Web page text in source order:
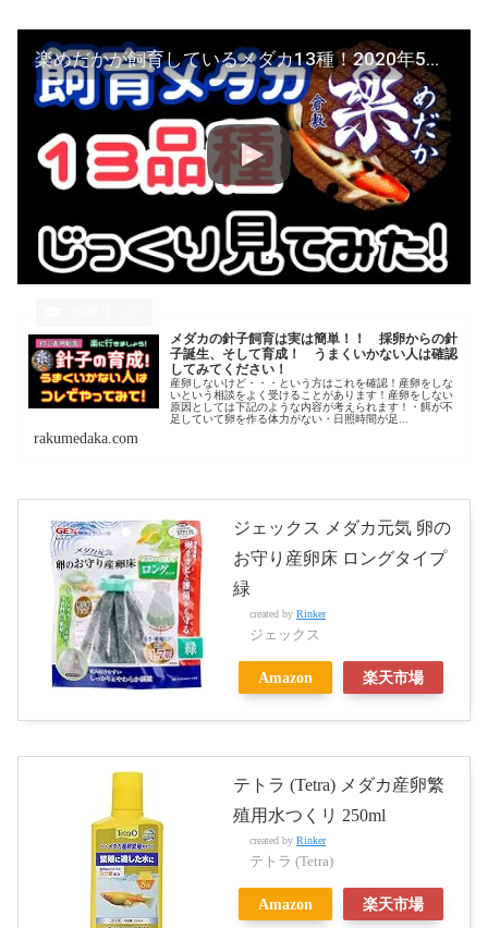
楽めだかが飼育しているメダカ13種！2020年5月、凛華、紅凛、金色夜叉、琥珀ラメ、星河、極龍、楊貴妃、夜桜など13種 【楽めだか】まあ飼育しているメダカの紹介
メダカの針子飼育は実は簡単！！ 採卵からの針
子誕生、そして育成！ うまくいかない人は確認
してみてください！
産卵しないけど・・・という方はこれを確認！産卵をしな
いという相談をよく受けることがあります！産卵をしない
原因としては下記のような内容が考えられます！・餌が不
足していて卵を作る体力がない・日照時間が足...
rakumedaka.com
ジェックス メダカ元気 卵の
お守り産卵床 ロングタイプ
緑
created by Rinker
ジェックス
Amazon 楽天市場
テトラ (Tetra) メダカ産卵繁
殖用水つくリ 250ml
created by Rinker
テトラ (Tetra)
Amazon 楽天市場